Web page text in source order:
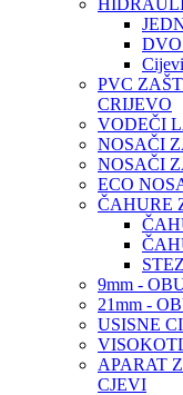
PVC
CRIJEVO
VODEČI
NOSAČI
NOSAČI
ECO
ČAHURE
9mm -
21mm -
USISNE
APARAT
CJEVI